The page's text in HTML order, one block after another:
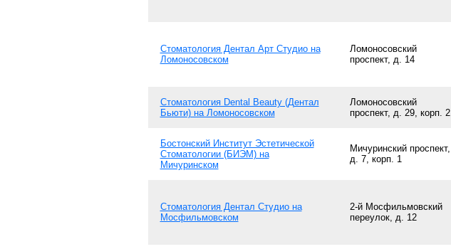
Стоматология Дентал Арт Студио на
Ломоносовском
Ломоносовский
проспект, д. 14
Стоматология Dental Beauty (Дентал
Бьюти) на Ломоносовском
Ломоносовский
проспект, д. 29, корп. 2
Бостонский Институт Эстетической
Стоматологии (БИЭМ) на
Мичуринском
Мичуринский проспект,
д. 7, корп. 1
Стоматология Дентал Студио на
Мосфильмовском
2-й Мосфильмовский
переулок, д. 12